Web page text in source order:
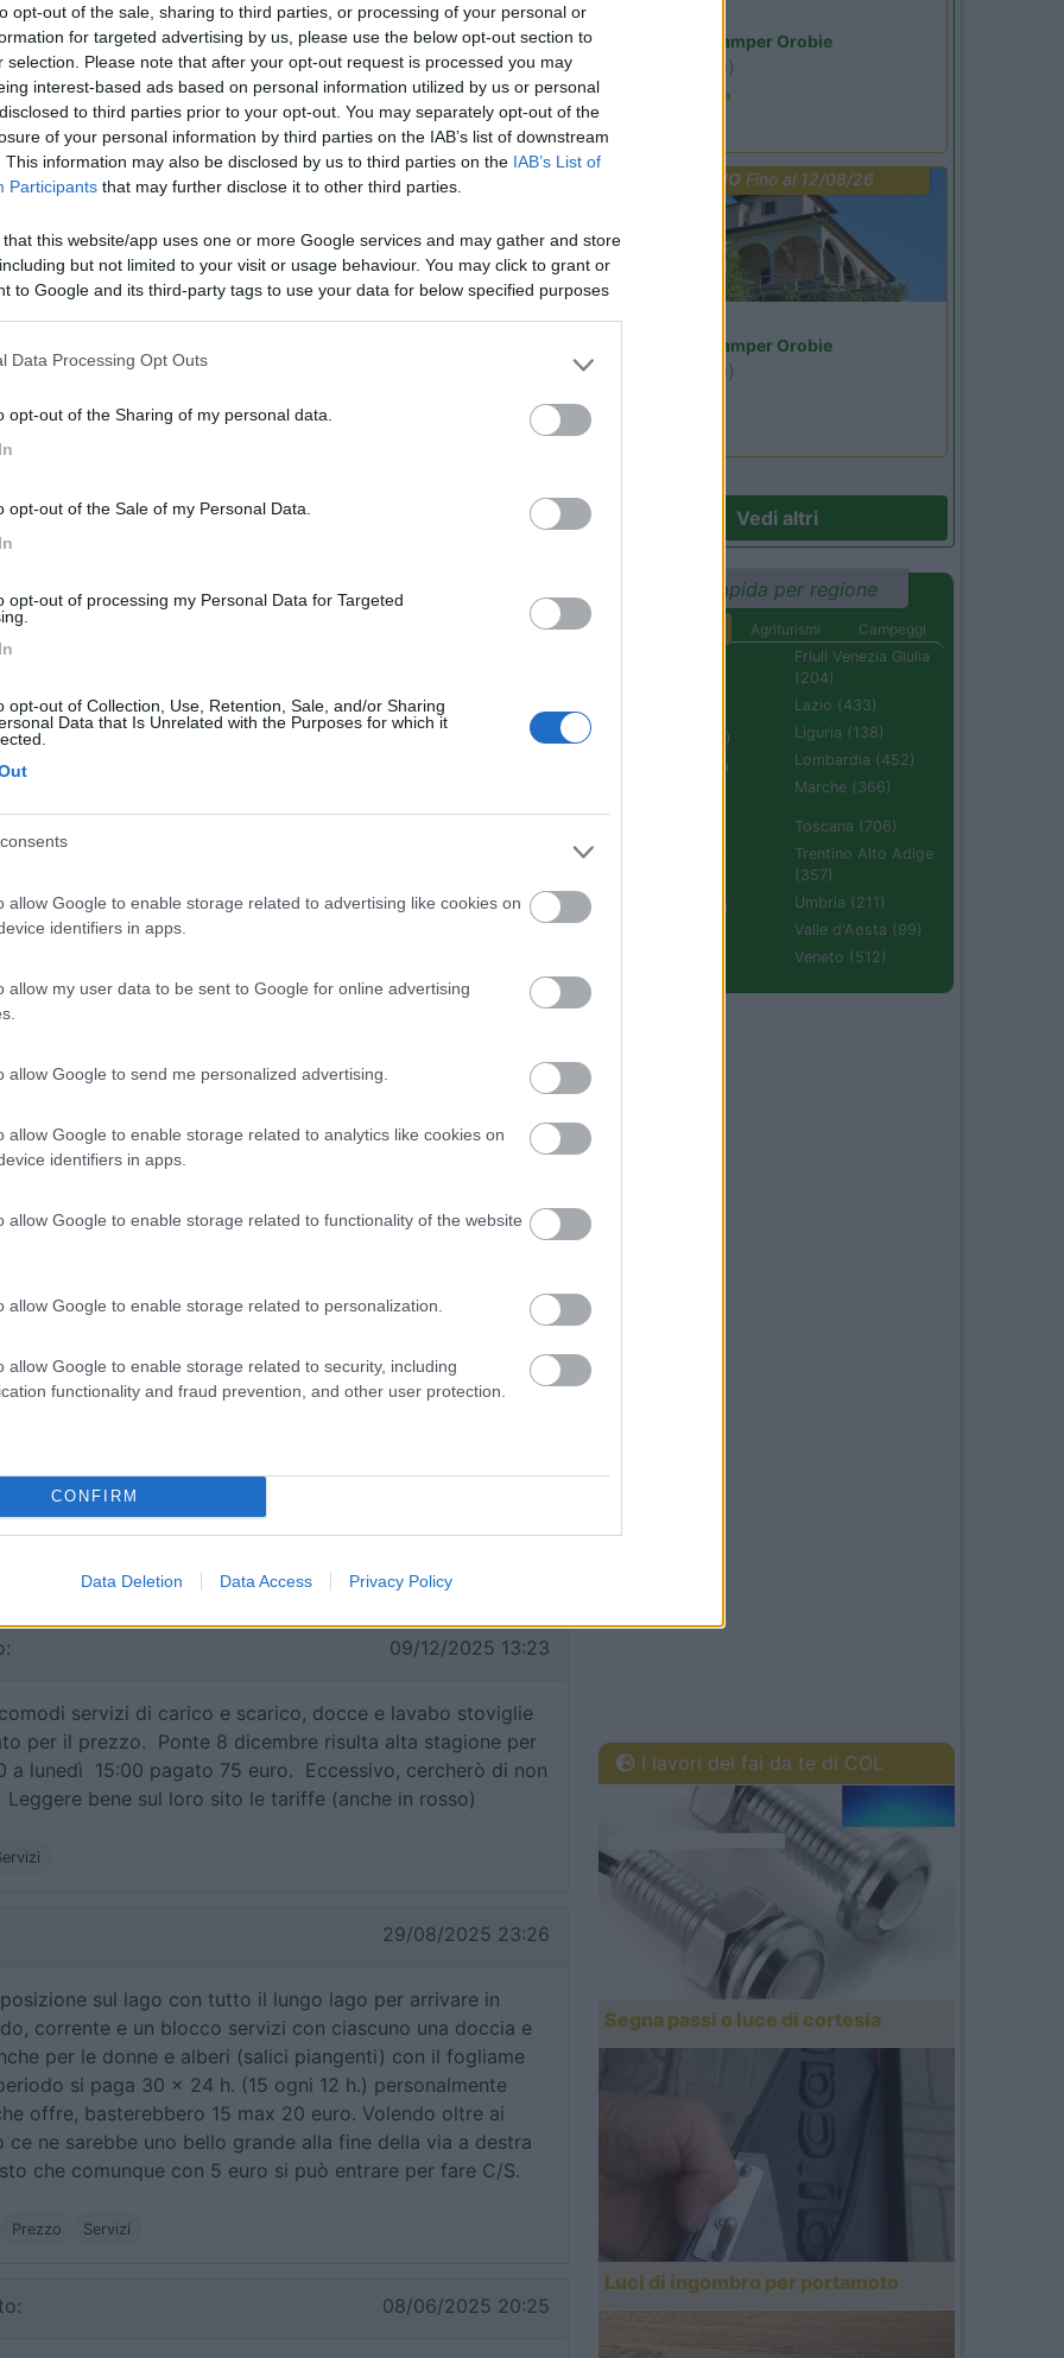
opt-out of the sale, sharing to third parties, or processing of your personal or
for targeted advertising by us, please use the below opt-out section to
selection. Please note that after your opt-out request is processed you may
interest-based ads based on personal information utilized by us or personal
to third parties prior to your opt-out. You may separately opt-out of the
of your personal information by third parties on the IAB’s list of downstream
This information may also be disclosed by us to third parties on the IAB’s List of
Participants that may further disclose it to other third parties.
that this website/app uses one or more Google services and may gather and store
but not limited to your visit or usage behaviour. You may click to grant or
to Google and its third-party tags to use your data for below specified purposes
Data Processing Opt Outs
opt-out of the Sharing of my personal data.
opt-out of the Sale of my Personal Data.
opt-out of processing my Personal Data for Targeted
opt-out of Collection, Use, Retention, Sale, and/or Sharing
Data that Is Unrelated with the Purposes for which it
allow Google to enable storage related to advertising like cookies on
identifiers in apps.
allow my user data to be sent to Google for online advertising
allow Google to send me personalized advertising.
allow Google to enable storage related to analytics like cookies on
identifiers in apps.
allow Google to enable storage related to functionality of the website
allow Google to enable storage related to personalization.
allow Google to enable storage related to security, including
functionality and fraud prevention, and other user protection.
CONFIRM
Data Deletion Data Access Privacy Policy
con limitazioni ai contanti.
degli utenti
Carica foto
(30) Prezzo (24) Pulizia (19)
Gestione (15)
ristoro (2)
posizione e luoghi, anche se collegata con pochissimi
o 14:30, ritorno: 12:30 o 18:00. Appunto negativo: non
ma non prende pezzi da 50 per cui per uscire abbiamo
l'addetto per il pagamento e l’apertura sbarra!
02/05/2026 18:03
in riva al lago e vicino ad un parco con molte attività.
nelle vicinanze. Disponibilità di tutti i servizi, carico e
inclusi bagni docce e lavello stoviglie con acqua
a piedi in circa 20 minuti. Unica pecca pagamento
automatica.
attrezzata di tutto e in posizione top. Unica pecca direi
sosta di 18 h è un po' troppo.
09/12/2025 13:23
servizi di carico e scarico, docce e lavabo stoviglie
per il prezzo. Ponte 8 dicembre risulta alta stagione per
a lunedì 15:00 pagato 75 euro. Eccessivo, cercherò di non
bene sul loro sito le tariffe (anche in rosso)
29/08/2025 23:26
sul lago con tutto il lungo lago per arrivare in
corrente e un blocco servizi con ciascuno una doccia e
per le donne e alberi (salici piangenti) con il fogliame
si paga 30 x 24 h. (15 ogni 12 h.) personalmente
offre, basterebbero 15 max 20 euro. Volendo oltre ai
ce ne sarebbe uno bello grande alla fine della via a destra
che comunque con 5 euro si può entrare per fare C/S.
Prezzo Servizi
08/06/2025 20:25
Area Sosta Camper Orobie
(BG)
Estate in cineteca
PROMO Fino al 12/08/26
Area Sosta Camper Orobie
(BG)
Vedi altri
Ricerca rapida per regione
Agriturismi
Campeggi
Campania (236)
Emilia Romagna
Friuli Venezia Giulia
(204)
Lazio (433)
Liguria (138)
Lombardia (452)
Marche (366)
Sardegna (336)
Toscana (706)
Trentino Alto Adige
(357)
Umbria (211)
Valle d'Aosta (99)
Veneto (512)
I lavori del fai da te di COL
Segna passi o luce di cortesia
Luci di ingombro per portamoto